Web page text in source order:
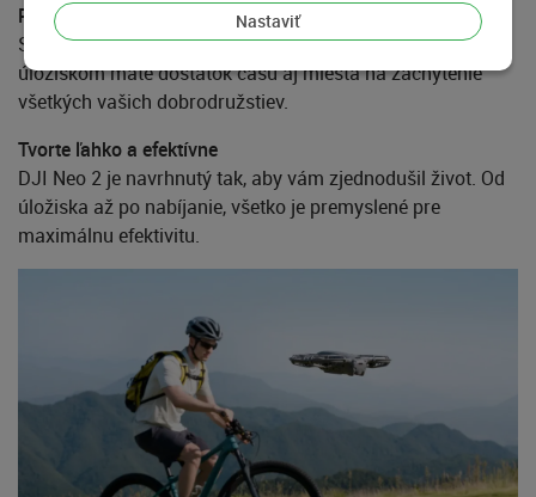
Nastaviť
Pripravený na všetko
S letovým časom až 19 minút a vstavaným 49GB rýchlym
úložiskom máte dostatok času aj miesta na zachytenie
všetkých vašich dobrodružstiev.
Tvorte ľahko a efektívne
DJI Neo 2 je navrhnutý tak, aby vám zjednodušil život. Od
úložiska až po nabíjanie, všetko je premyslené pre
maximálnu efektivitu.